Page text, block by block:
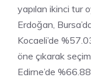
yapılan ikinci tur
Erdoğan,
Kocaeli’de
öne çıkarak
Edirne’de